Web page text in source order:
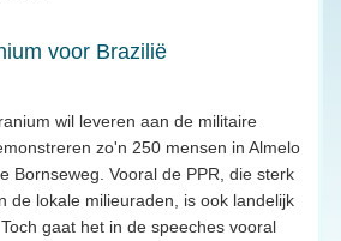
voor Brazilië
wil leveren aan de militaire
zo'n 250 mensen in Almelo
Bornseweg. Vooral de PPR, die sterk
de lokale milieuraden, is ook landelijk
gaat het in de speeches vooral